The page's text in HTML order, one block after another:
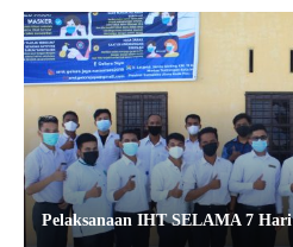
Pelaksanaan IHT SELAMA 7 Hari